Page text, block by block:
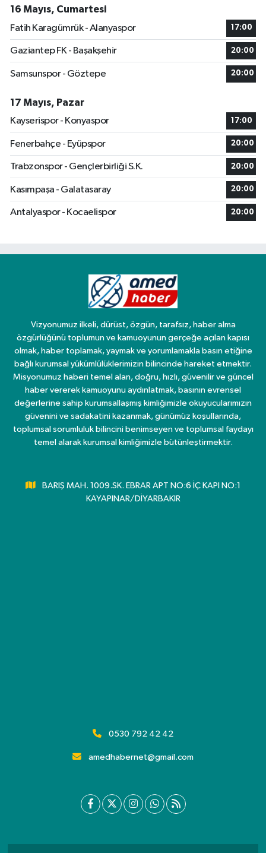
16 Mayıs, Cumartesi
Fatih Karagümrük - Alanyaspor
17:00
Gaziantep FK - Başakşehir 20:00
Samsunspor - Göztepe 20:00
17 Mayıs, Pazar
Kayserispor - Konyaspor
17:00
Fenerbahçe - Eyüpspor 20:00
Trabzonspor - Gençlerbirliği S.K. 20:00
Kasımpaşa - Galatasaray 20:00
Antalyaspor - Kocaelispor 20:00
Vizyonumuz ilkeli, dürüst, özgün, tarafsız, haber alma
özgürlüğünü toplumun ve kamuoyunun gerçeğe açılan kapısı
olmak, haber toplamak, yaymak ve yorumlamakla basın etiğine
bağlı kurumsal yükümlülüklerimizin bilincinde hareket etmektir.
Misyonumuz haberi temel alan, doğru, hızlı, güvenilir ve güncel
haber vererek kamuoyunu aydınlatmak, basının evrensel
değerlerine sahip kurumsallaşmış kimliğimizle okuyucularımızın
güvenini ve sadakatini kazanmak, günümüz koşullarında,
toplumsal sorumluluk bilincini benimseyen ve toplumsal faydayı
temel alarak kurumsal kimliğimizle bütünleştirmektir.
BARIŞ MAH. 1009.SK. EBRAR APT NO:6 İÇ KAPI NO:1
KAYAPINAR/DİYARBAKIR
0530 792 42 42
amedhabernet@gmail.com